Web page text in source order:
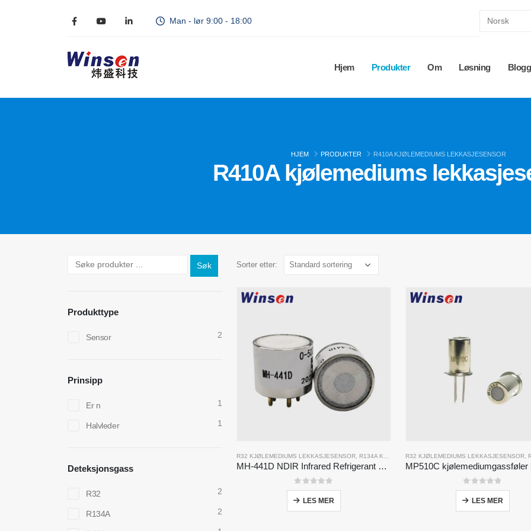
Man - lør 9:00 - 18:00
Hjem Produkter Om Løsning Blogg
HJEM PRODUKTER R410A KJØLEMEDIUMS LEKKASJESENSOR
R410A kjølemediums
Sorter etter:
R32 KJØLEMEDIUMS LEKKASJESENSOR R134A KJØLEMEDIUM LEKKASJESENSOR ,R410A
MH-441D NDIR Infrared Refrigerant Sensor | High Sensitivity | HVAC & Industrial Safety | Long Lifespan
0av 5
LES MER
R32 KJØLEMEDIUMS LEKKASJESENSOR,
0av 5
LES MER
Søk
Produkttype
Sensor 2
Prinsipp
Er n 1
Halvleder 1
Deteksjonsgass
R32 2
R134A 2